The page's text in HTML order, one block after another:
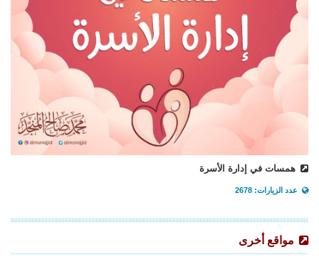
همسات في إدارة الأسرة
عدد الزيارات: 2678
مواقع أخرى